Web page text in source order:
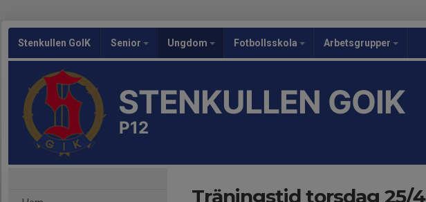
Stenkullen GoIK Senior Ungdom Fotbollsskola Arbetsgrupper
STENKULLEN GOIK
P12
Träningstid torsdag 25/4